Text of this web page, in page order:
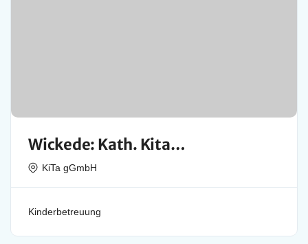
Wickede: Kath. Kita
(Kindertageseinrichtung) Vom
Göttl. Wort
KiTa gGmbH
Kinderbetreuung